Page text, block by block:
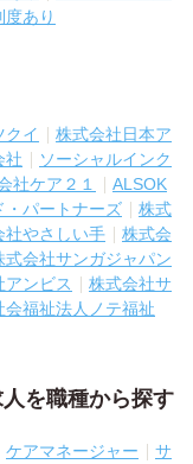
度あり
クイ
株式会社日本ア
社
ソーシャルインク
社ケア２１
ALSOK
・パートナーズ
株式
社やさしい手
株式会
式会社サンガジャパン
アンビス
株式会社サ
会福祉法人ノテ福祉
を職種から探す
ケアマネージャー
サ